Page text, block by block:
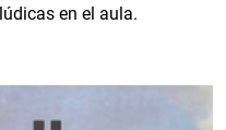
en el aula.